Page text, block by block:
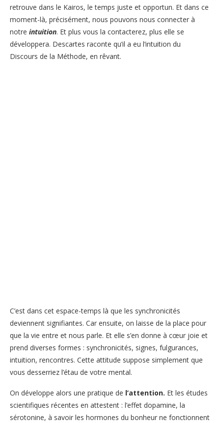
retrouve dans le Kairos, le temps juste et opportun. Et dans ce
moment-là, précisément, nous pouvons nous connecter à
notre intuition. Et plus vous la contacterez, plus elle se
développera. Descartes raconte qu’il a eu l’intuition du
Discours de la Méthode, en rêvant.
C’est dans cet espace-temps là que les synchronicités
deviennent signifiantes. Car ensuite, on laisse de la place pour
que la vie entre et nous parle. Et elle s’en donne à cœur joie et
prend diverses formes : synchronicités, signes, fulgurances,
intuition, rencontres. Cette attitude suppose simplement que
vous desserriez l’étau de votre mental.
On développe alors une pratique de l’attention. Et les études
scientifiques récentes en attestent : l’effet dopamine, la
sérotonine, à savoir les hormones du bonheur ne fonctionnent